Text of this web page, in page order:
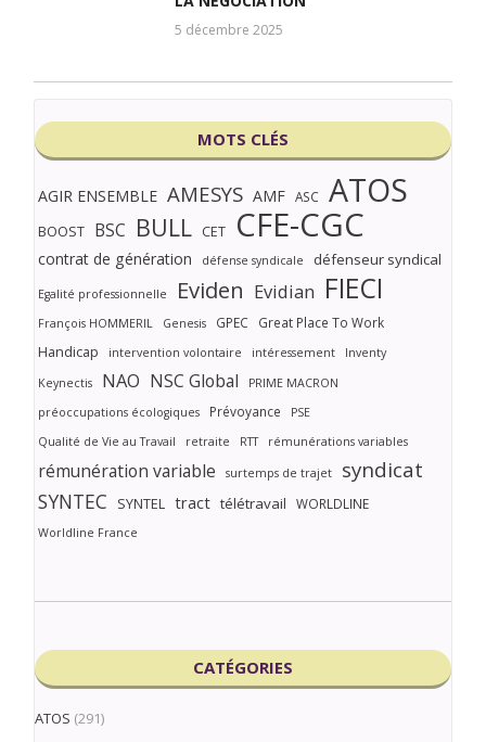
5 décembre 2025
MOTS CLÉS
AGIR ENSEMBLE AMESYS AMF ASC ATOS
BOOST BSC BULL CET CFE-CGC
contrat de génération défense syndicale défenseur syndical
Egalité professionnelle Eviden Evidian FIECI
François HOMMERIL Genesis GPEC Great Place To Work
Handicap intervention volontaire intéressement
Inventy
Keynectis
NAO NSC Global
PRIME MACRON
préoccupations écologiques
Prévoyance
PSE
Qualité de Vie au Travail
retraite RTT rémunérations variables
rémunération variable surtemps de trajet syndicat
SYNTEC SYNTEL tract télétravail WORLDLINE
Worldline France
CATÉGORIES
ATOS (291)